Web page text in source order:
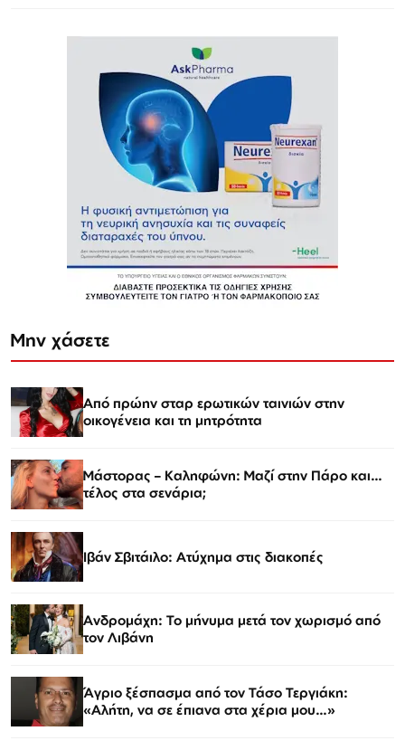
Μην χάσετε
Από πρώην σταρ ερωτικών ταινιών στην
οικογένεια και τη μητρότητα
Μάστορας – Καληφώνη: Μαζί στην Πάρο και…
τέλος στα σενάρια;
Ιβάν Σβιτάιλο: Ατύχημα στις διακοπές
Ανδρομάχη: Το μήνυμα μετά τον χωρισμό από
τον Λιβάνη
Άγριο ξέσπασμα από τον Τάσο Τεργιάκη:
«Αλήτη, να σε έπιανα στα χέρια μου…»